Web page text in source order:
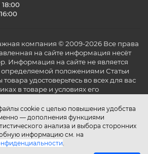
cookie с целью повышения удобства
— дополнения функциями
анализа и выбора сторонних
информацию см. на
.
компания © 2009-2026 Все права
на сайте информация несёт
Информация на сайте не является
положениями Статьи
удостоверьтесь во всех для вас
в товаре и условиях его